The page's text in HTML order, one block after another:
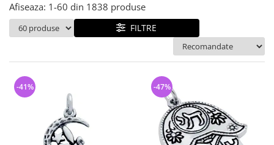
Solutii si lavete de curatare
bijuterii argint
Afiseaza: 1-60 din 1838 produse
FILTRE
-41% -47%